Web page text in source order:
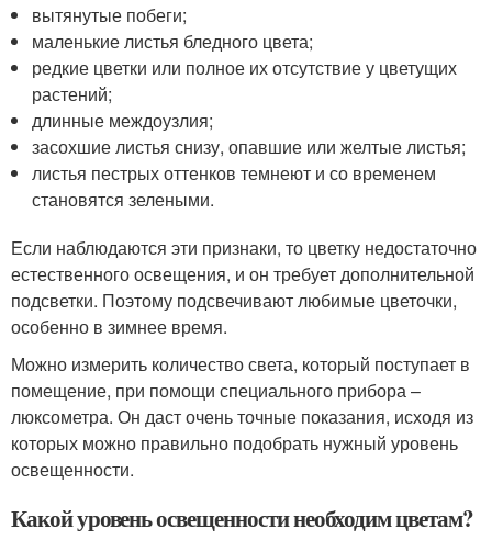
вытянутые побеги;
маленькие листья бледного цвета;
редкие цветки или полное их отсутствие у цветущих
растений;
длинные междоузлия;
засохшие листья снизу, опавшие или желтые листья;
листья пестрых оттенков темнеют и со временем
становятся зелеными.
Если наблюдаются эти признаки, то цветку недостаточно
естественного освещения, и он требует дополнительной
подсветки. Поэтому подсвечивают любимые цветочки,
особенно в зимнее время.
Можно измерить количество света, который поступает в
помещение, при помощи специального прибора –
люксометра. Он даст очень точные показания, исходя из
которых можно правильно подобрать нужный уровень
освещенности.
Какой уровень освещенности необходим цветам?